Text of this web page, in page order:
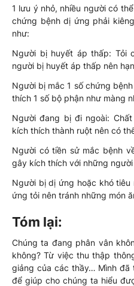
1 lưu ý nhỏ, nhiều người có
chứng bệnh dị ứng phải
như:
Người bị huyết áp thấp: Tỏi
người bị huyết áp thấp nên
Người bị mắc 1 số chứng
thích 1 số bộ phận như màng
Người đang bị đi ngoài:
kích thích thành ruột nên có
Người có tiền sử mắc bệnh
gây kích thích với những
Người bị dị ứng hoặc khó
ứng tỏi nên tránh những món
Tóm lại:
Chúng ta đang phân vân
không? Từ việc thu thập
giảng của các thầy… Mình
để giúp cho chúng ta hiểu